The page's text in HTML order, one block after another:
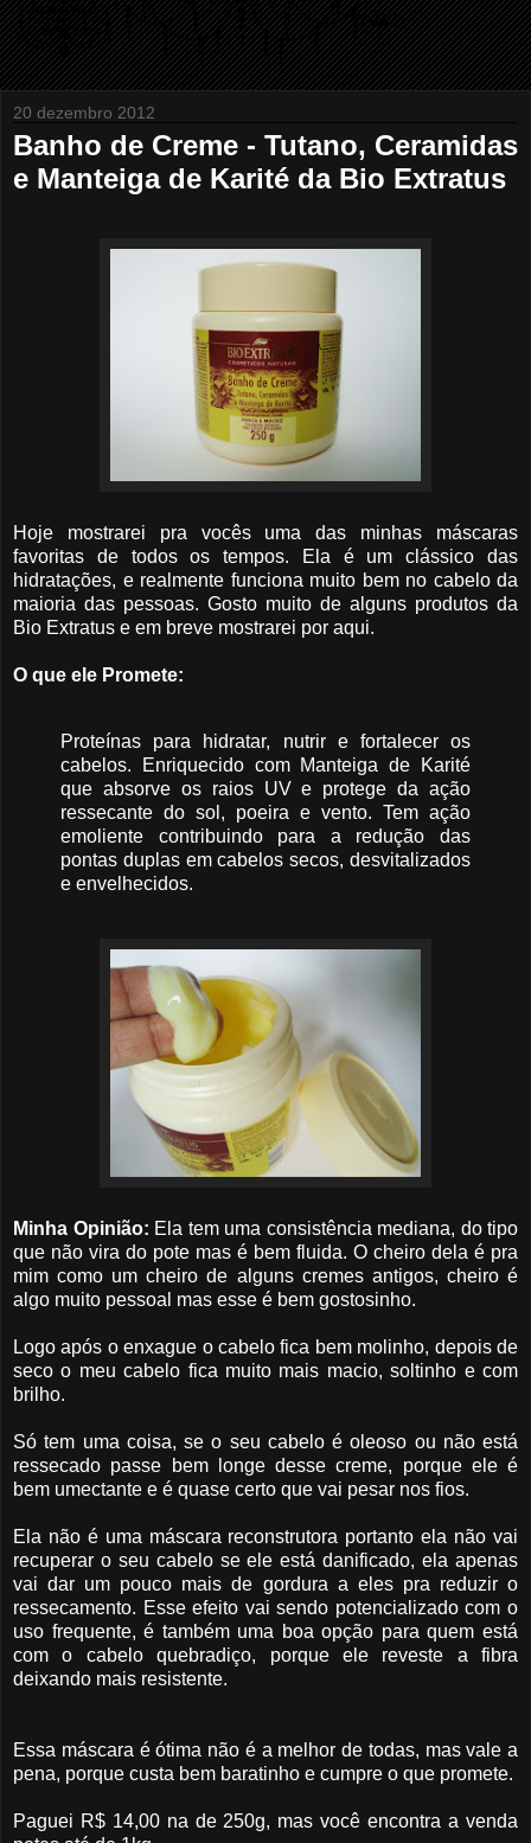
20 dezembro 2012
Banho de Creme - Tutano, Ceramidas
e Manteiga de Karité da Bio Extratus
Hoje mostrarei pra vocês uma das minhas máscaras
favoritas de todos os tempos. Ela é um clássico das
hidratações, e realmente funciona muito bem no cabelo da
maioria das pessoas. Gosto muito de alguns produtos da
Bio Extratus e em breve mostrarei por aqui.
O que ele Promete:
Proteínas para hidratar, nutrir e fortalecer os
cabelos. Enriquecido com Manteiga de Karité
que absorve os raios UV e protege da ação
ressecante do sol, poeira e vento. Tem ação
emoliente contribuindo para a redução das
pontas duplas em cabelos secos, desvitalizados
e envelhecidos.
Minha Opinião: Ela tem uma consistência mediana, do tipo
que não vira do pote mas é bem fluida. O cheiro dela é pra
mim como um cheiro de alguns cremes antigos, cheiro é
algo muito pessoal mas esse é bem gostosinho.
Logo após o enxague o cabelo fica bem molinho, depois de
seco o meu cabelo fica muito mais macio, soltinho e com
brilho.
Só tem uma coisa, se o seu cabelo é oleoso ou não está
ressecado passe bem longe desse creme, porque ele é
bem umectante e é quase certo que vai pesar nos fios.
Ela não é uma máscara reconstrutora portanto ela não vai
recuperar o seu cabelo se ele está danificado, ela apenas
vai dar um pouco mais de gordura a eles pra reduzir o
ressecamento. Esse efeito vai sendo potencializado com o
uso frequente, é também uma boa opção para quem está
com o cabelo quebradiço, porque ele reveste a fibra
deixando mais resistente.
Essa máscara é ótima não é a melhor de todas, mas vale a
pena, porque custa bem baratinho e cumpre o que promete.
Paguei R$ 14,00 na de 250g, mas você encontra a venda